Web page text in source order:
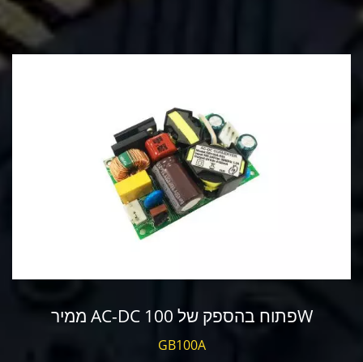
ממיר AC-DC פתוח בהספק של 100W
GB100A